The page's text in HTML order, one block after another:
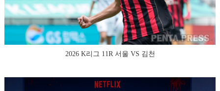
2026 K리그 11R 서울 VS 김천